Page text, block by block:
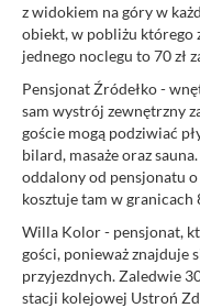
z widokiem na góry w
obiekt, w pobliżu którego
jednego noclegu to 70 zł
Pensjonat Źródełko -
sam wystrój zewnętrzny
goście mogą podziwiać
bilard, masaże oraz
oddalony od pensjonatu
kosztuje tam w granicach
Willa Kolor - pensjonat,
gości, ponieważ znajduje
przyjezdnych. Zaledwie
stacji kolejowej Ustroń